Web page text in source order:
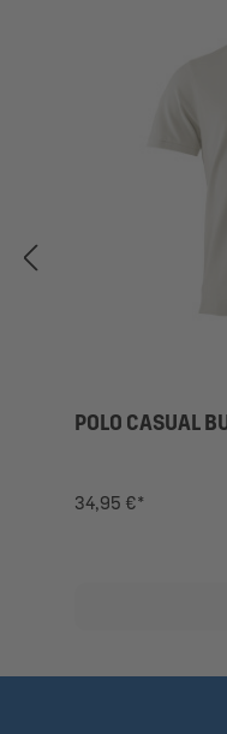
POLO CASUAL
34,95 €*